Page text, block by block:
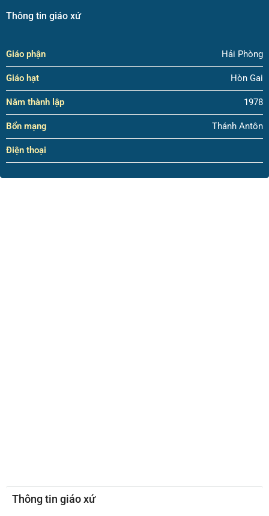
Thông tin giáo xứ
Giáo phận Hải Phòng
Giáo hạt Hòn Gai
Năm thành lập 1978
Bổn mạng Thánh Antôn
Điện thoại
Thông tin giáo xứ